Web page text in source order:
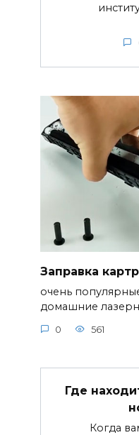
Заправка
очень
домашние
0 561
Где
Когда